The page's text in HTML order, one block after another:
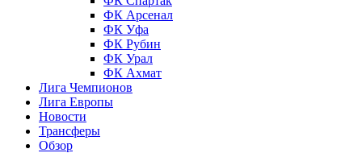
ФК Арсенал
ФК Уфа
ФК Рубин
ФК Урал
ФК Ахмат
Лига Чемпионов
Лига Европы
Новости
Трансферы
Обзор